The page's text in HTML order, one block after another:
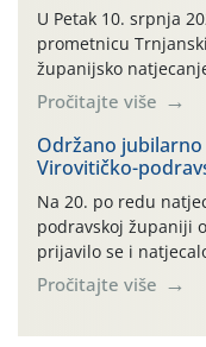
U Petak 10. srpnja
prometnicu
županijsko
odmjerili su 3
7 natjecatelja u
Okupljenima su se
područne službe za
Tomislav Pendić […]
Pročitajte više
Održano
Virovitičko-
Na 20. po redu
podravskoj županiji
prijavilo se i
plugovi premetnjaci
plugovi ravnjaci sa
Pročitajte više